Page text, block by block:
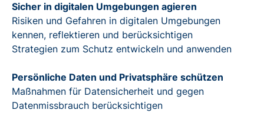
Sicher in digitalen Umgebungen agieren
Risiken und Gefahren in digitalen Umgebungen
kennen, reflektieren und berücksichtigen
Strategien zum Schutz entwickeln und anwenden
Persönliche Daten und Privatsphäre schützen
Maßnahmen für Datensicherheit und gegen
Datenmissbrauch berücksichtigen